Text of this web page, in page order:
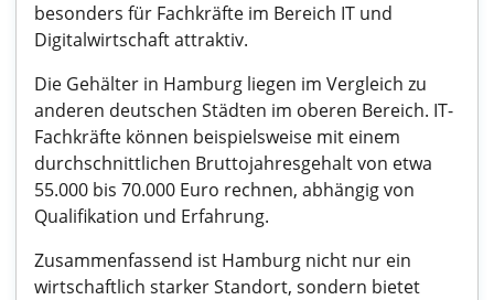
besonders für Fachkräfte im Bereich IT und
Digitalwirtschaft attraktiv.
Die Gehälter in Hamburg liegen im Vergleich zu
anderen deutschen Städten im oberen Bereich. IT-
Fachkräfte können beispielsweise mit einem
durchschnittlichen Bruttojahresgehalt von etwa
55.000 bis 70.000 Euro rechnen, abhängig von
Qualifikation und Erfahrung.
Zusammenfassend ist Hamburg nicht nur ein
wirtschaftlich starker Standort, sondern bietet